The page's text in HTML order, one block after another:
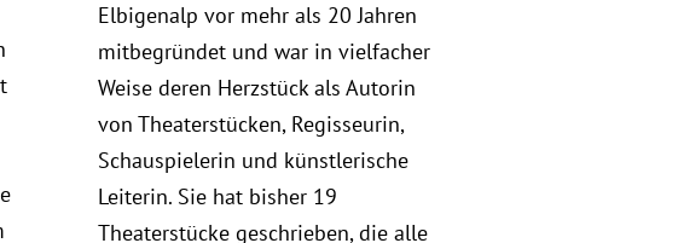
Elbigenalp vor mehr als 20 Jahren
mitbegründet und war in vielfacher
Weise deren Herzstück als Autorin
von Theaterstücken, Regisseurin,
Schauspielerin und künstlerische
Leiterin. Sie hat bisher 19
Theaterstücke geschrieben, die alle